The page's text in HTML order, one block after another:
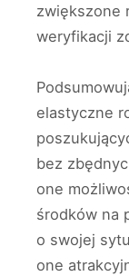
zwiększone
weryfikacji
elastyczne
bez
one
środków na
o swojej
one